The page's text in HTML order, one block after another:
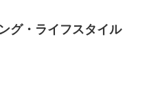
グ・ライフスタイル